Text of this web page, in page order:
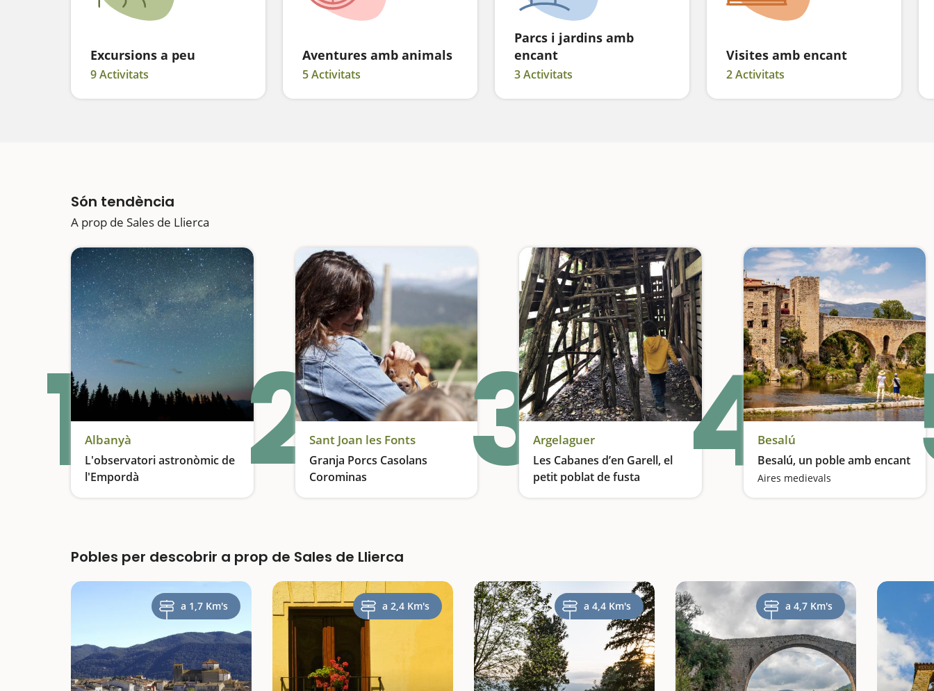
Excursions a peu
9 Activitats
Aventures amb animals
5 Activitats
Parcs i jardins amb
encant
3 Activitats
Visites amb encant
2 Activitats
Són tendència
A prop de Sales de Llierca
1Albanyà
L'observatori astronòmic de
l'Empordà
Les estrelles a l'abast 2Sant Joan les Fonts
Granja Porcs Casolans
Corominas
Viistes guiades i tastet d'embotits 3Argelaguer
Les Cabanes d’en Garell, el
petit poblat de fusta
Una escapada per fer volar la imaginació 4Besalú
Besalú, un poble amb encant
Aires medievals
Pobles per descobrir a prop de Sales de Llierca
a 1,7 Km's a 2,4 Km's a 4,4 Km's a 4,7 Km's